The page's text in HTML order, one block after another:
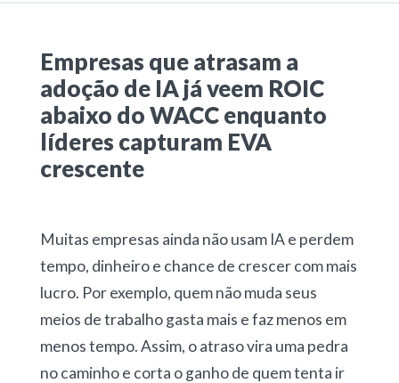
Empresas que atrasam a
adoção de IA já veem ROIC
abaixo do WACC enquanto
líderes capturam EVA
crescente
Muitas empresas ainda não usam IA e perdem
tempo, dinheiro e chance de crescer com mais
lucro. Por exemplo, quem não muda seus
meios de trabalho gasta mais e faz menos em
menos tempo. Assim, o atraso vira uma pedra
no caminho e corta o ganho de quem tenta ir